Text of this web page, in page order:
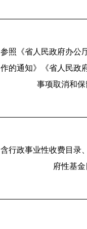
参照《省人民政府办公
作的通知》《省人民政
事项取消和保
含行政事业性收费目录
府性基